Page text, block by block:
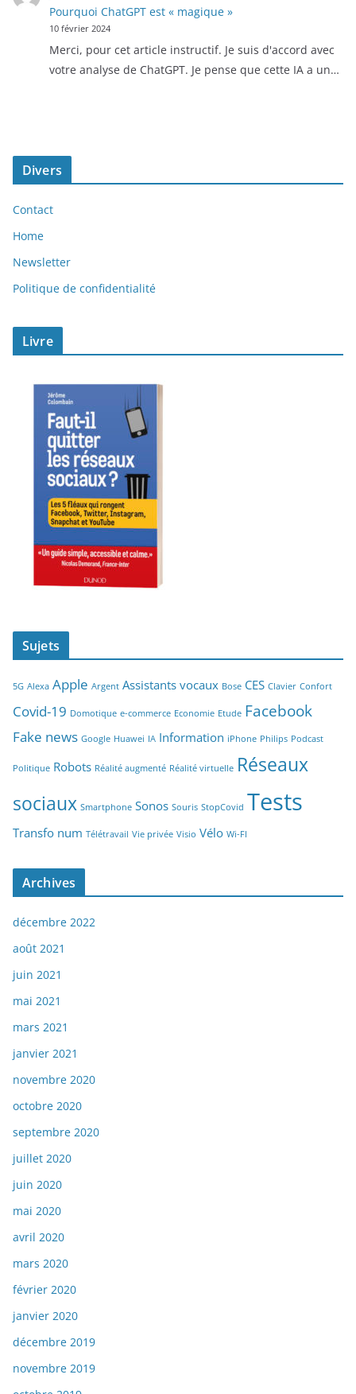
Pourquoi ChatGPT est « magique »
10 février 2024
Merci, pour cet article instructif. Je suis d'accord avec
votre analyse de ChatGPT. Je pense que cette IA a un…
Divers
Contact
Home
Newsletter
Politique de confidentialité
Livre
Sujets
5G Alexa Apple Argent Assistants vocaux Bose CES Clavier Confort
Covid-19 Domotique e-commerce Economie Etude Facebook
Fake news Google Huawei IA Information iPhone Philips Podcast
Politique Robots Réalité augmenté Réalité virtuelle Réseaux
sociaux Smartphone Sonos Souris StopCovid Tests
Transfo num Télétravail Vie privée Visio Vélo Wi-FI
Archives
décembre 2022
août 2021
juin 2021
mai 2021
mars 2021
janvier 2021
novembre 2020
octobre 2020
septembre 2020
juillet 2020
juin 2020
mai 2020
avril 2020
mars 2020
février 2020
janvier 2020
décembre 2019
novembre 2019